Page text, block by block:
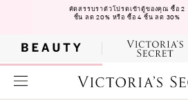
คัดสรรบราตัวโปรดเข้าตู้ของคุณ ซื้อ 2
ชิ้น ลด 20% หรือ ซื้อ 4 ชิ้น ลด 30%